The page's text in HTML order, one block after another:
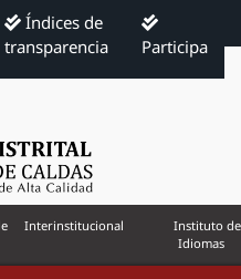
Índices de
transparencia
Participa
Interinstitucional
Instituto de
Idiomas